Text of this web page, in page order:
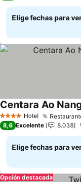
Elige fechas para
4 EstrellasHotel
Centara Ao
8,6 Excelente 8.038
Elige fechas para
Opción destacada